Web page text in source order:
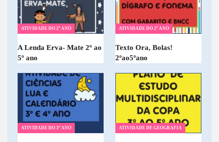
ATIVIDADE DO 2º ANO
A Lenda Erva- Mate 2º ao
5º ano
ATIVIDADE DO 2º ANO
Texto Ora, Bolas!
2ºao5ºano
ATIVIDADE DO 3º ANO ATIVIDADE DE GEOGRAFIA